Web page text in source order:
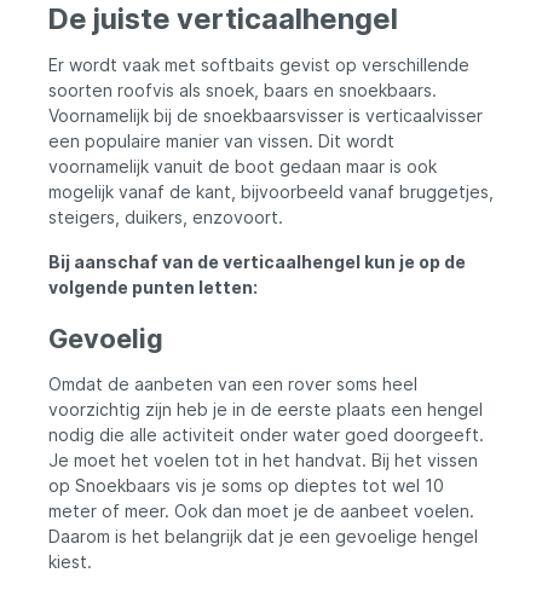
vertrouwen grotere snoekbaarzen
aanpakken. Voordelen en Veelzijdigheid: De
Vertex-X biedt de perfecte balans tussen
gevoeligheid en kracht, waardoor je zowel
precisie als controle hebt tijdens het
vissen. Specifiek ontworpen voor baars- en
snoekbaarsvissen, voorziet deze hengel in
alle eigenschappen die je nodig hebt voor
een succesvolle vangst. Technische
Specificaties: Lengte: 1.55m Werpgewicht:
blank Ogen: SIC geleidenogen Handvat:
Luxe kurken handgreep Molenhouder:
Super moderne en sterke DPS reelhouder
werpgewichten 5-15gr en 10-30gr Kortom,
en levert uitmuntendheid voor de serieuze
roofvisser. Met zijn gevoeligheid, kracht en
doordachte ontwerp biedt deze
verticaalhengel de tools die je nodig hebt
om elke vangst en elke dril met vertrouwen
aan te pakken.
De juiste verticaalhengel
Er wordt vaak met softbaits gevist op verschillende
soorten roofvis als snoek, baars en snoekbaars.
Voornamelijk bij de snoekbaarsvisser is verticaalvisser
een populaire manier van vissen. Dit wordt
voornamelijk vanuit de boot gedaan maar is ook
mogelijk vanaf de kant, bijvoorbeeld vanaf bruggetjes,
steigers, duikers, enzovoort.
Bij aanschaf van de verticaalhengel kun je op de
volgende punten letten:
Gevoelig
Omdat de aanbeten van een rover soms heel
voorzichtig zijn heb je in de eerste plaats een hengel
nodig die alle activiteit onder water goed doorgeeft.
Je moet het voelen tot in het handvat. Bij het vissen
op Snoekbaars vis je soms op dieptes tot wel 10
meter of meer. Ook dan moet je de aanbeet voelen.
Daarom is het belangrijk dat je een gevoelige hengel
kiest.